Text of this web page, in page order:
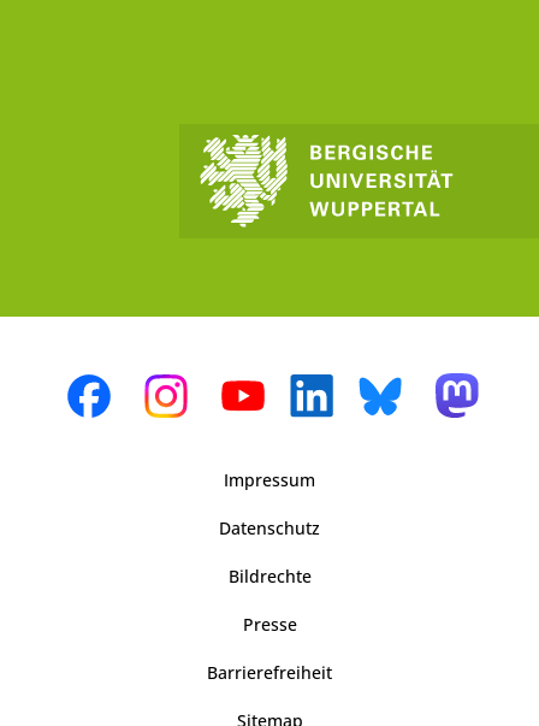
Impressum
Datenschutz
Bildrechte
Presse
Barrierefreiheit
Sitemap